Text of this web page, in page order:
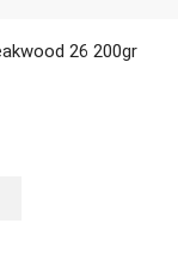
26 200gr